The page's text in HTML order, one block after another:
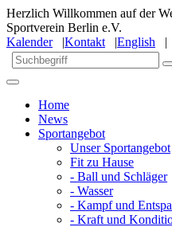
Herzlich Willkommen auf der
Sportverein Berlin e.V.
Kalender|Kontakt |English |
Home
News
Sportangebot
Unser Sportangebot
Fit zu Hause
- Ball und Schläger
- Wasser
- Kampf und
- Kraft und